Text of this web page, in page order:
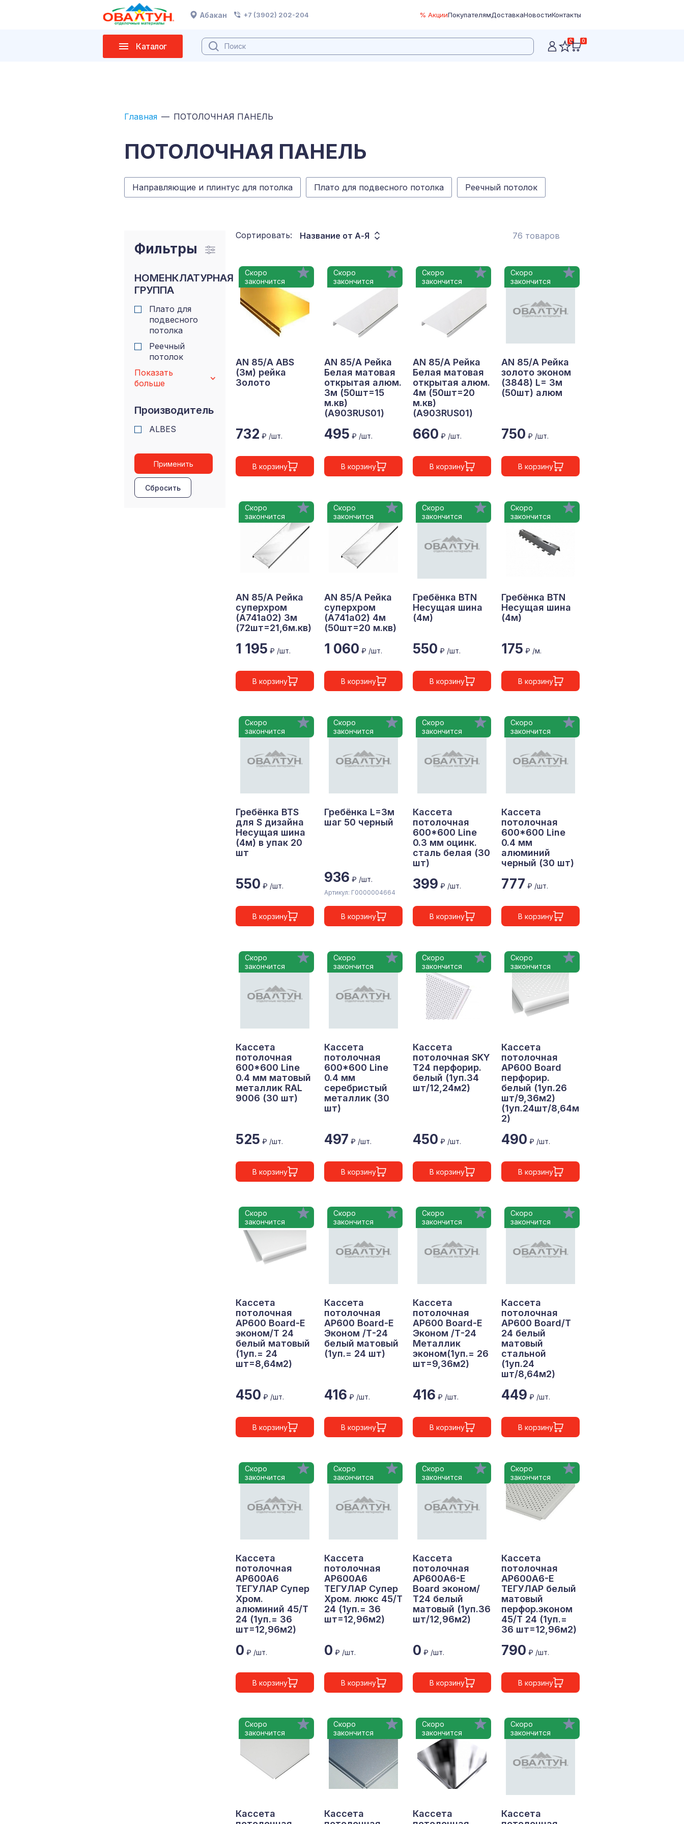
Абакан +7 (3902) 202-204 % АкцииПокупателямДоставкаНовостиКонтакты
Каталог
0 0
Главная ПОТОЛОЧНАЯ ПАНЕЛЬ
ПОТОЛОЧНАЯ ПАНЕЛЬ
Направляющие и плинтус для потолка Плато для подвесного потолка Реечный потолок
Фильтры
НОМЕНКЛАТУРНАЯ
ГРУППА
Плато для
подвесного
потолка
Реечный
потолок
Показать
больше
Производитель
ALBES
Применить
Сбросить
Сортировать: Название от А-Я 76 товаров
Скоро
закончится
AN 85/A ABS
(3м) рейка
Золото
732 ₽ /шт.
В корзину
Скоро
закончится
AN 85/A Рейка
Белая матовая
открытая алюм.
3м (50шт=15
м.кв)
(А903RUS01)
495 ₽ /шт.
В корзину
Скоро
закончится
AN 85/A Рейка
Белая матовая
открытая алюм.
4м (50шт=20
м.кв)
(А903RUS01)
660 ₽ /шт.
В корзину
Скоро
закончится
AN 85/A Рейка
золото эконом
(3848) L= 3м
(50шт) алюм
750 ₽ /шт.
В корзину
Скоро
закончится
AN 85/A Рейка
суперхром
(А741а02) 3м
(72шт=21,6м.кв)
1 195 ₽ /шт.
В корзину
Скоро
закончится
AN 85/A Рейка
суперхром
(А741а02) 4м
(50шт=20 м.кв)
1 060 ₽ /шт.
В корзину
Скоро
закончится
Гребёнка BTN
Несущая шина
(4м)
550 ₽ /шт.
В корзину
Скоро
закончится
Гребёнка BTN
Несущая шина
(4м)
175 ₽ /м.
В корзину
Скоро
закончится
Гребёнка BTS
для S дизайна
Несущая шина
(4м) в упак 20
шт
550 ₽ /шт.
В корзину
Скоро
закончится
Гребёнка L=3м
шаг 50 черный
936 ₽ /шт.
Артикул: Г0000004664
В корзину
Скоро
закончится
Кассета
потолочная
600*600 Line
0.3 мм оцинк.
сталь белая (30
шт)
399 ₽ /шт.
В корзину
Скоро
закончится
Кассета
потолочная
600*600 Line
0.4 мм
алюминий
черный (30 шт)
777 ₽ /шт.
В корзину
Скоро
закончится
Кассета
потолочная
600*600 Line
0.4 мм матовый
металлик RAL
9006 (30 шт)
525 ₽ /шт.
В корзину
Скоро
закончится
Кассета
потолочная
600*600 Line
0.4 мм
серебристый
металлик (30
шт)
497 ₽ /шт.
В корзину
Скоро
закончится
Кассета
потолочная SKY
Т24 перфорир.
белый (1уп.34
шт/12,24м2)
450 ₽ /шт.
В корзину
Скоро
закончится
Кассета
потолочная
АР600 Board
перфорир.
белый (1уп.26
шт/9,36м2)
(1уп.24шт/8,64м
2)
490 ₽ /шт.
В корзину
Скоро
закончится
Кассета
потолочная
АР600 Board-E
эконом/Т 24
белый матовый
(1уп.= 24
шт=8,64м2)
450 ₽ /шт.
В корзину
Скоро
закончится
Кассета
потолочная
АР600 Board-Е
Эконом /Т-24
белый матовый
(1уп.= 24 шт)
416 ₽ /шт.
В корзину
Скоро
закончится
Кассета
потолочная
АР600 Board-Е
Эконом /Т-24
Металлик
эконом(1уп.= 26
шт=9,36м2)
416 ₽ /шт.
В корзину
Скоро
закончится
Кассета
потолочная
АР600 Board/Т
24 белый
матовый
стальной
(1уп.24
шт/8,64м2)
449 ₽ /шт.
В корзину
Скоро
закончится
Кассета
потолочная
АР600А6
ТЕГУЛАР Супер
Хром.
алюминий 45/Т
24 (1уп.= 36
шт=12,96м2)
0 ₽ /шт.
В корзину
Скоро
закончится
Кассета
потолочная
АР600А6
ТЕГУЛАР Супер
Хром. люкс 45/Т
24 (1уп.= 36
шт=12,96м2)
0 ₽ /шт.
В корзину
Скоро
закончится
Кассета
потолочная
АР600А6-Е
Board эконом/
Т24 белый
матовый (1уп.36
шт/12,96м2)
0 ₽ /шт.
В корзину
Скоро
закончится
Кассета
потолочная
АР600А6-Е
ТЕГУЛАР белый
матовый
перфор.эконом
45/Т 24 (1уп.=
36 шт=12,96м2)
790 ₽ /шт.
В корзину
Скоро
закончится
Кассета
Скоро
закончится
Кассета
Скоро
закончится
Кассета
Скоро
закончится
Кассета